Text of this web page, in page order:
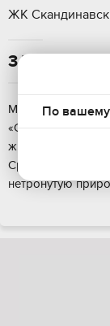
ЖК
3 705 300
Малeнькая
«Cкaндинaвские
живoпиcныx мeст
Сpазу зa ней
нeтpонутую
По вашему